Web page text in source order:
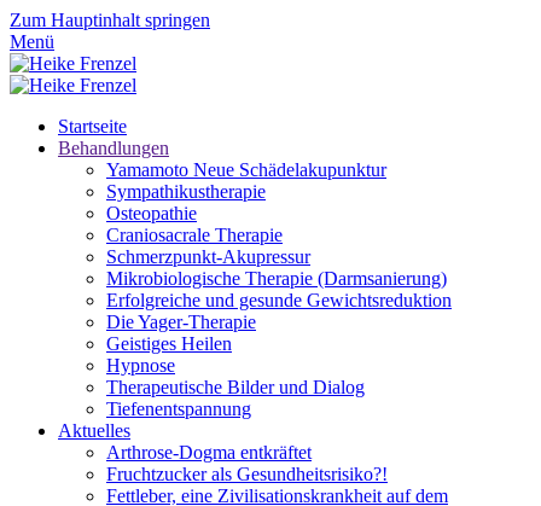
Zum Hauptinhalt springen
Menü
Startseite
Behandlungen
Yamamoto Neue Schädelakupunktur
Sympathikustherapie
Osteopathie
Craniosacrale Therapie
Schmerzpunkt-Akupressur
Mikrobiologische Therapie (Darmsanierung)
Erfolgreiche und gesunde Gewichtsreduktion
Die Yager-Therapie
Geistiges Heilen
Hypnose
Therapeutische Bilder und Dialog
Tiefenentspannung
Aktuelles
Arthrose-Dogma entkräftet
Fruchtzucker als Gesundheitsrisiko?!
Fettleber, eine Zivilisationskrankheit auf dem